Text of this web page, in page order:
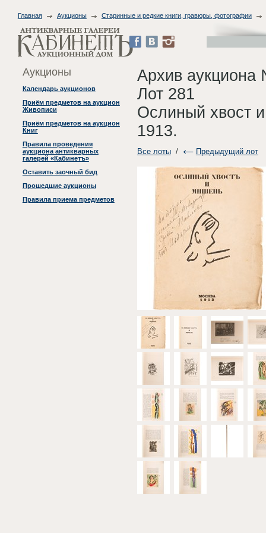
Главная Аукционы Старинные и редкие книги, гравюры, фотографии
Аукционы
Календарь аукционов
Приём предметов на аукцион
Живописи
Приём предметов на аукцион
Книг
Правила проведения
аукциона антикварных
галерей «Кабинетъ»
Оставить заочный бид
Прошедшие аукционы
Правила приема предметов
Архив
Лот 281
Ослиный хвост
1913.
Все лоты/ Предыдущий лот